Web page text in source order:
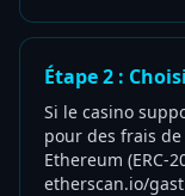
Étape 2 :
Si le casino
pour des frais de
Ethereum (ERC-
etherscan.io/